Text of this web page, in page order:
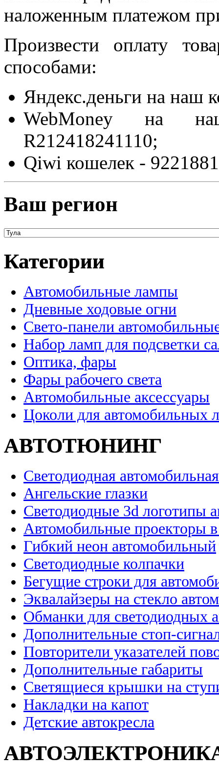
наложенным платежом
Произвести оплату
способами:
Яндекс.деньги на наш
WebMoney на
R212418241110;
Qiwi кошелек -
Ваш регион
Категории
Автомобильные лампы
Дневные ходовые огни
Свето-панели
Набор ламп для подсветки
Оптика, фары
Фары рабочего света
Автомобильные аксессуары
Цоколи для автомобильных
АВТОТЮНИНГ
Светодиодная
Ангельские глазки
Светодиодные 3d логотипы
Автомобильные проекторы
Гибкий неон автомобильный
Светодиодные колпачки
Бегущие строки для
Эквалайзеры на стекло
Обманки для светодиодных
Дополнительные стоп-
Повторители указателей
Дополнительные габариты
Светящиеся крышки на
Накладки на капот
Детские автокресла